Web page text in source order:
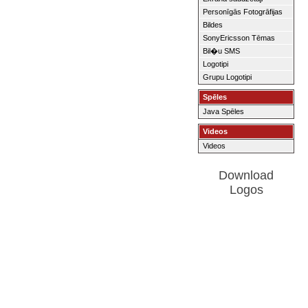
Personīgās Fotogrāfijas
Bildes
SonyEricsson Tēmas
Bil�u SMS
Logotipi
Grupu Logotipi
Spēles
Java Spēles
Videos
Videos
Download
Logos